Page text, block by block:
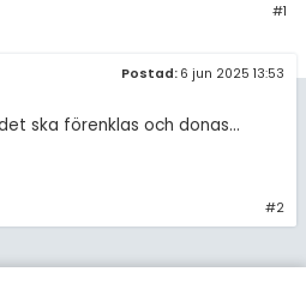
#1
Postad: 6 jun 2025 13:53
ska förenklas och donas...
#2